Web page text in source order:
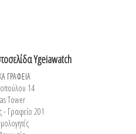
Ygeiawatch
ΓΡΑΦΕΙΑ
14
Tower
Γραφείο 201